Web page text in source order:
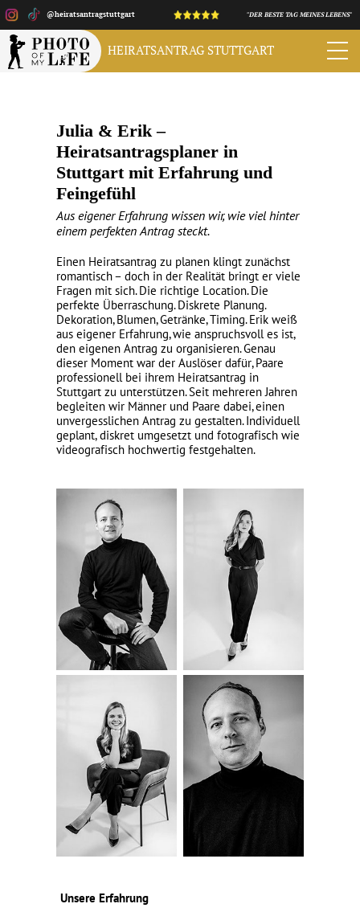
"DER BESTE TAG MEINES LEBENS"
@heiratsantragstuttgart
HEIRATSANTRAG STUTTGART
Julia & Erik –
Heiratsantragsplaner in
Stuttgart mit Erfahrung und
Feingefühl
Aus eigener Erfahrung wissen wir, wie viel hinter
einem perfekten Antrag steckt.
Einen Heiratsantrag zu planen klingt zunächst
romantisch – doch in der Realität bringt er viele
Fragen mit sich. Die richtige Location. Die
perfekte Überraschung. Diskrete Planung.
Dekoration, Blumen, Getränke, Timing. Erik weiß
aus eigener Erfahrung, wie anspruchsvoll es ist,
den eigenen Antrag zu organisieren. Genau
dieser Moment war der Auslöser dafür, Paare
professionell bei ihrem Heiratsantrag in
Stuttgart zu unterstützen. Seit mehreren Jahren
begleiten wir Männer und Paare dabei, einen
unvergesslichen Antrag zu gestalten. Individuell
geplant, diskret umgesetzt und fotografisch wie
videografisch hochwertig festgehalten.
Unsere Erfahrung